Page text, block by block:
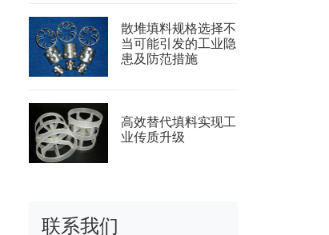
散堆填料规格选择不
当可能引发的工业隐
患及防范措施
高效替代填料实现工
业传质升级
联系我们